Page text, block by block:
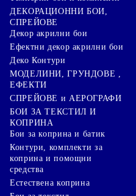
ДЕКОРАЦИОННИ БОИ,
СПРЕЙОВЕ
Декор акрилни бои
Ефектни декор акрилни бои
Деко Контури
МОДЕЛИНИ, ГРУНДОВЕ ,
ЕФЕКТИ
СПРЕЙОВЕ и АЕРОГРАФИ
БОИ ЗА ТЕКСТИЛ И
КОПРИНА
Бои за коприна и батик
Контури, комплекти за
коприна и помощни
средства
Естествена коприна